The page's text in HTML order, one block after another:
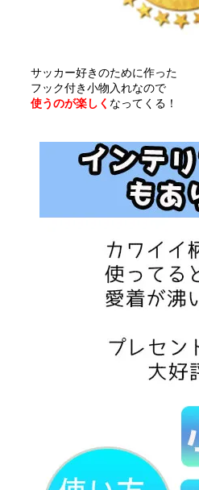
サッカー好きのために作った
フック付き小物入れなので
使うのが楽しく なってくる！